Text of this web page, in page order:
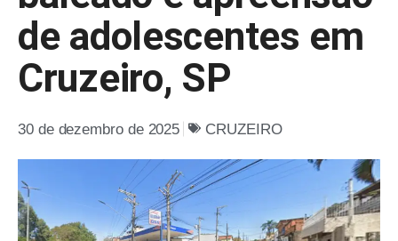
de adolescentes em
Cruzeiro, SP
30 de dezembro de 2025 CRUZEIRO